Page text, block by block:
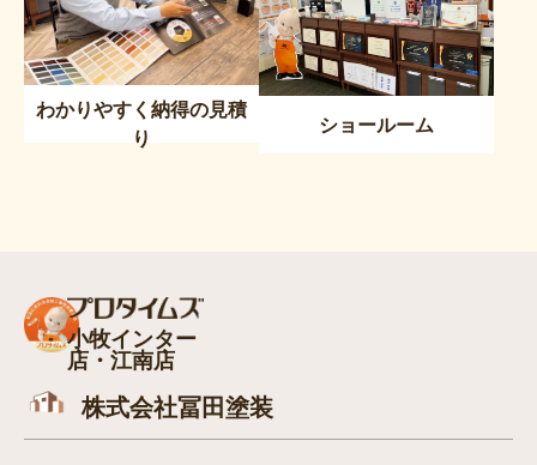
わかりやすく納得の見積
り
ショールーム
小牧インター
店・江南店
株式会社冨田塗装